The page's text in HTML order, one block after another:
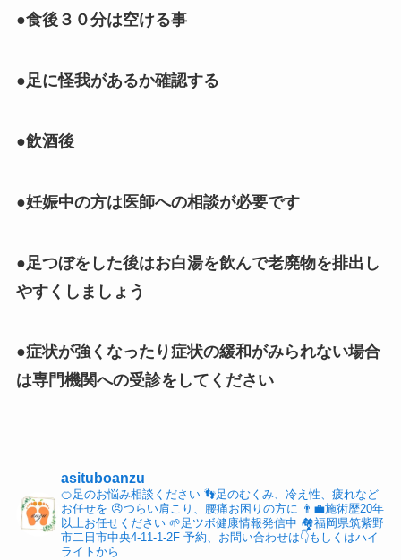
●食後３０分は空ける事
●足に怪我があるか確認する
●飲酒後
●妊娠中の方は医師への相談が必要です
●足つぼをした後はお白湯を飲んで老廃物を排出し
やすくしましょう
●症状が強くなったり症状の緩和がみられない場合
は専門機関への受診をしてください
asituboanzu
🍊足のお悩み相談ください👣足のむくみ、冷え性、疲れなど
お任せを 😣つらい肩こり、腰痛お困りの方に 👨‍💼施術歴20年
以上お任せください🌱足ツボ健康情報発信中 🏘福岡県筑紫野
市二日市中央4-11-1-2F予約、お問い合わせは👇もしくはハイ
ライトから